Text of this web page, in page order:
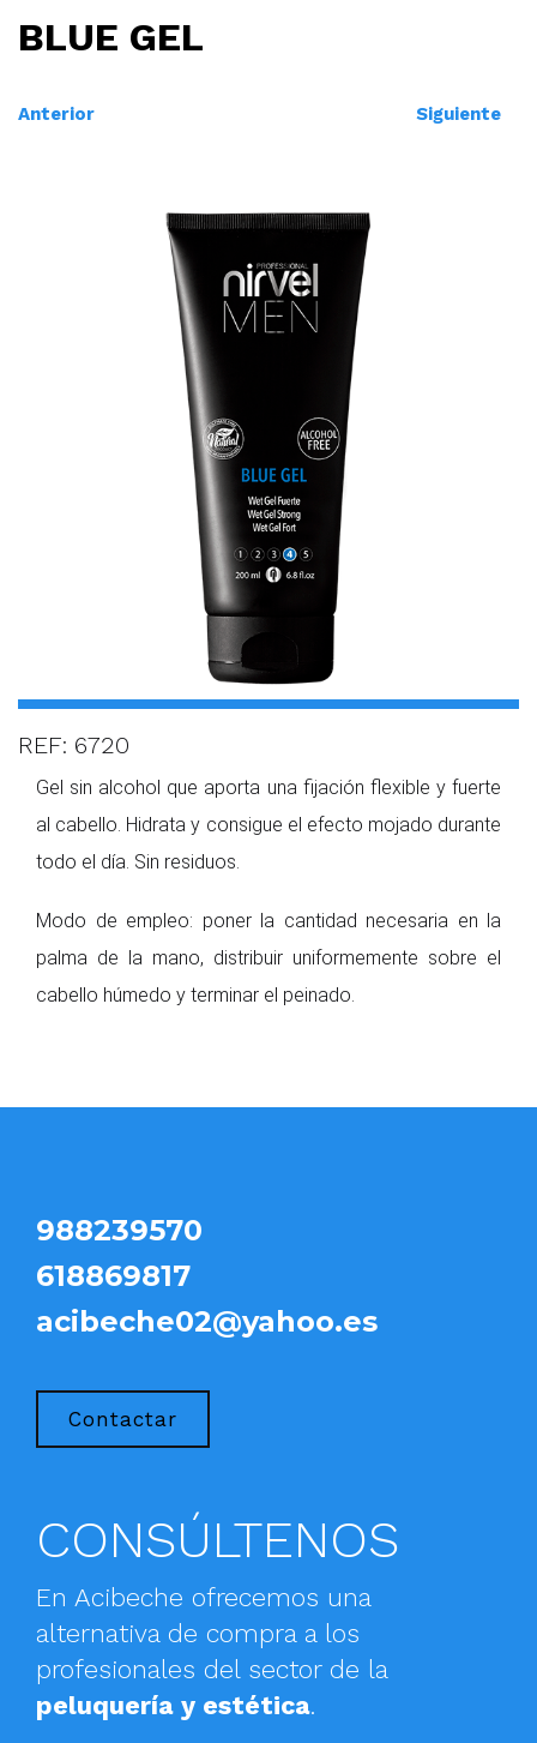
BLUE GEL
Anterior Siguiente
REF: 6720
Gel sin alcohol que aporta una fijación flexible y fuerte
al cabello. Hidrata y consigue el efecto mojado durante
todo el día. Sin residuos.
Modo de empleo: poner la cantidad necesaria en la
palma de la mano, distribuir uniformemente sobre el
cabello húmedo y terminar el peinado.
988239570
618869817
acibeche02@yahoo.es
Contactar
CONSÚLTENOS
En Acibeche ofrecemos una
alternativa de compra a los
profesionales del sector de la
peluquería y estética.